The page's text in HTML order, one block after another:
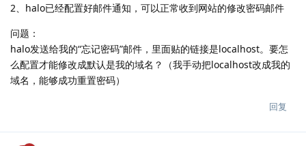
2、halo已经配置好邮件通知，可以正常收到网站的修改密码邮件
问题：
halo发送给我的“忘记密码”邮件，里面贴的链接是localhost。要怎
么配置才能修改成默认是我的域名？（我手动把localhost改成我的
域名，能够成功重置密码）
回复